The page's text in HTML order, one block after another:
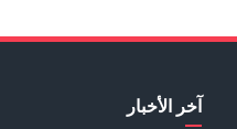
آخر الأخبار